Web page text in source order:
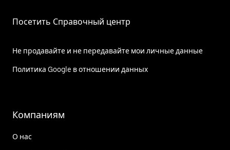
Посетить Справочный центр
Не продавайте и не передавайте мои личные данные
Политика Google в отношении данных
Компаниям
О нас